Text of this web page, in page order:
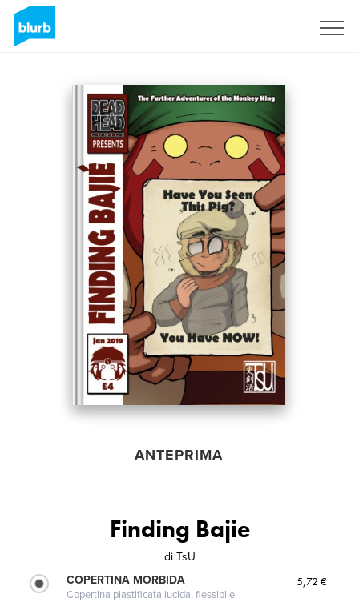
ANTEPRIMA
Finding Bajie
di TsU
COPERTINA MORBIDA
Copertina plastificata lucida, flessibile
5,72 €